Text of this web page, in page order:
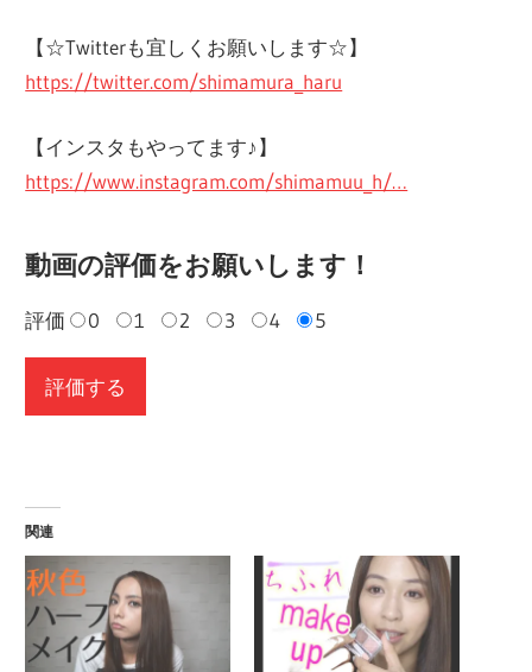
【☆Twitterも宜しくお願いします☆】
https://twitter.com/shimamura_haru
【インスタもやってます♪】
https://www.instagram.com/shimamuu_h/…
動画の評価をお願いします！
評価 0 1 2 3 4 5
関連